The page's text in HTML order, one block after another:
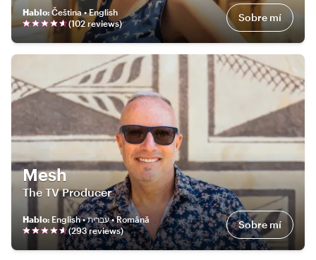
Hablo: Čeština • English
(102 reviews) Sobre mí
Mesh
The TV Producer
Hablo:
English • עברית • Română
(293reviews) Sobre mí